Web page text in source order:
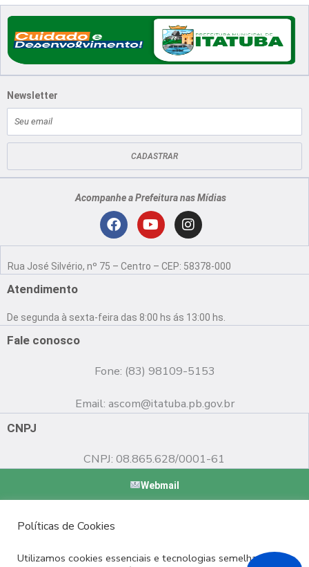
Newsletter
mail
CADASTRAR
Acompanhe a Prefeitura nas Mídias
F
c
o
o
Y
u
b
e
I
n
s
g
r
Rua José Silvério, nº 75 – Centro – CEP: 58378-000
Atendimento
De segunda à sexta-feira das 8:00 hs ás 13:00 hs.
Fale conosco
Fone: (83) 98109-5153
Email: ascom@itatuba.pb.gov.br
CNPJ
CNPJ: 08.865.628/0001-61
Webmail
Políticas de Cookies
Utilizamos cookies essenciais e tecnologias semelhantes de